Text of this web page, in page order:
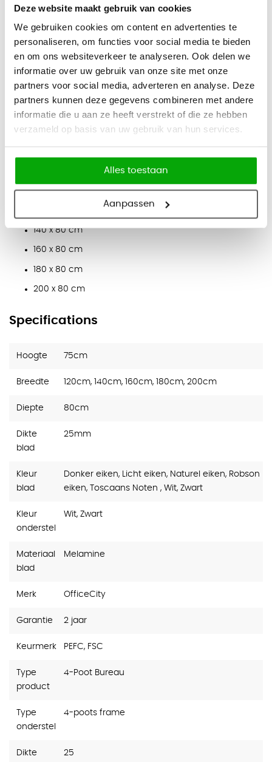
Deze website maakt gebruik van cookies
We gebruiken cookies om content en advertenties te
personaliseren, om functies voor social media te bieden
en om ons websiteverkeer te analyseren. Ook delen we
informatie over uw gebruik van onze site met onze
partners voor social media, adverteren en analyse. Deze
partners kunnen deze gegevens combineren met andere
informatie die u aan ze heeft verstrekt of die ze hebben
verzameld op basis van uw gebruik van hun services.
Alles toestaan
Aanpassen
Afgeronde 2 mm slagvaste KS-randen
Stevig frame met 4 poten van stalen buis (30 x 30
mm)
Verstelbare vloerdoppen voor extra stabiliteit
Vrijstaand te gebruiken of geschikt voor combinatie-
opstellingen
Eenvoudige montage (alleen poten vastschroeven)
Vaste hoogte: 75 cm
140 x 80 cm
160 x 80 cm
180 x 80 cm
200 x 80 cm
Specifications
Hoogte 75cm
Breedte 120cm, 140cm, 160cm, 180cm, 200cm
Diepte 80cm
Dikte
blad
25mm
Kleur
blad
Donker eiken, Licht eiken, Naturel eiken, Robson
eiken, Toscaans Noten , Wit, Zwart
Kleur
onderstel
Wit, Zwart
Materiaal
blad
Melamine
Merk OfficeCity
Garantie 2 jaar
Keurmerk PEFC, FSC
Type
product
4-Poot Bureau
Type
onderstel
4-poots frame
Dikte
25